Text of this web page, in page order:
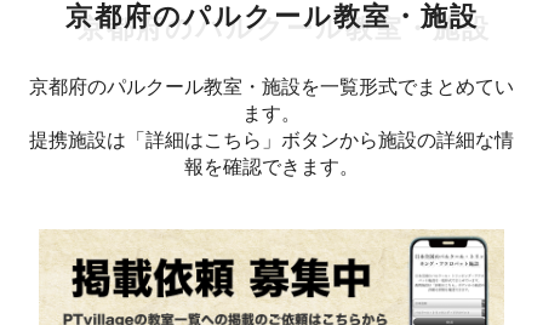
京都府のパルクール教室・施設
京都府のパルクール教室・施設を一覧形式でまとめてい
ます。
提携施設は「詳細はこちら」ボタンから施設の詳細な情
報を確認できます。